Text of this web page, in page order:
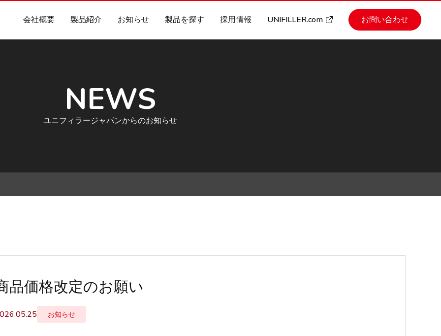
会社概要 製品紹介 お知らせ 製品を探す 採用情報 UNIFILLER.com お問い合わせ
NEWS
ユニフィラージャパンからのお知らせ
品価格改定のお願い
お知らせ